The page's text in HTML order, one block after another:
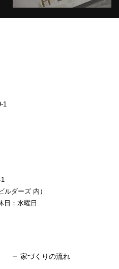
1
ルダーズ 内）
日：水曜日
家づくりの流れ